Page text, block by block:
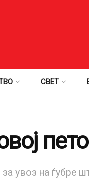
СВЕТ
увоз на ѓубре